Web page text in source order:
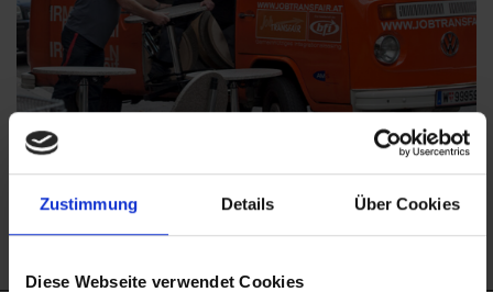
Zustimmung Details Über Cookies
Diese Webseite verwendet Cookies
zurück zur Beschäftigung